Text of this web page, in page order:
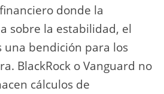
donde la
sobre la estabilidad, el
una bendición para los
BlackRock o Vanguard no
cálculos de